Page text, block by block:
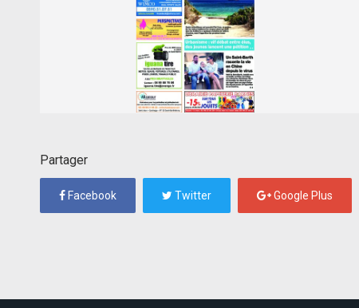
Partager
Facebook Twitter Google Plus